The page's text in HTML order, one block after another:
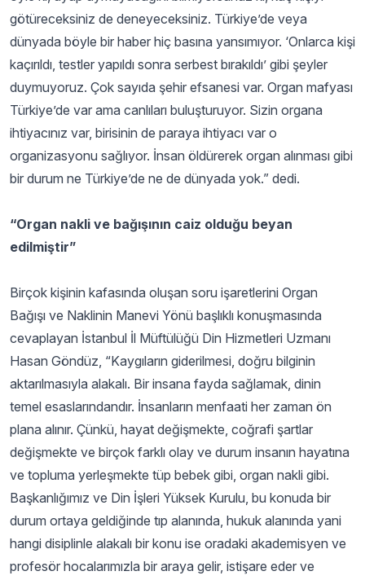
götüreceksiniz de deneyeceksiniz. Türkiye’de veya
dünyada böyle bir haber hiç basına yansımıyor. ‘Onlarca kişi
kaçırıldı, testler yapıldı sonra serbest bırakıldı’ gibi şeyler
duymuyoruz. Çok sayıda şehir efsanesi var. Organ mafyası
Türkiye’de var ama canlıları buluşturuyor. Sizin organa
ihtiyacınız var, birisinin de paraya ihtiyacı var o
organizasyonu sağlıyor. İnsan öldürerek organ alınması gibi
bir durum ne Türkiye’de ne de dünyada yok.” dedi.
“Organ nakli ve bağışının caiz olduğu beyan
edilmiştir”
Birçok kişinin kafasında oluşan soru işaretlerini Organ
Bağışı ve Naklinin Manevi Yönü başlıklı konuşmasında
cevaplayan İstanbul İl Müftülüğü Din Hizmetleri Uzmanı
Hasan Göndüz, “Kaygıların giderilmesi, doğru bilginin
aktarılmasıyla alakalı. Bir insana fayda sağlamak, dinin
temel esaslarındandır. İnsanların menfaati her zaman ön
plana alınır. Çünkü, hayat değişmekte, coğrafi şartlar
değişmekte ve birçok farklı olay ve durum insanın hayatına
ve topluma yerleşmekte tüp bebek gibi, organ nakli gibi.
Başkanlığımız ve Din İşleri Yüksek Kurulu, bu konuda bir
durum ortaya geldiğinde tıp alanında, hukuk alanında yani
hangi disiplinle alakalı bir konu ise oradaki akademisyen ve
profesör hocalarımızla bir araya gelir, istişare eder ve